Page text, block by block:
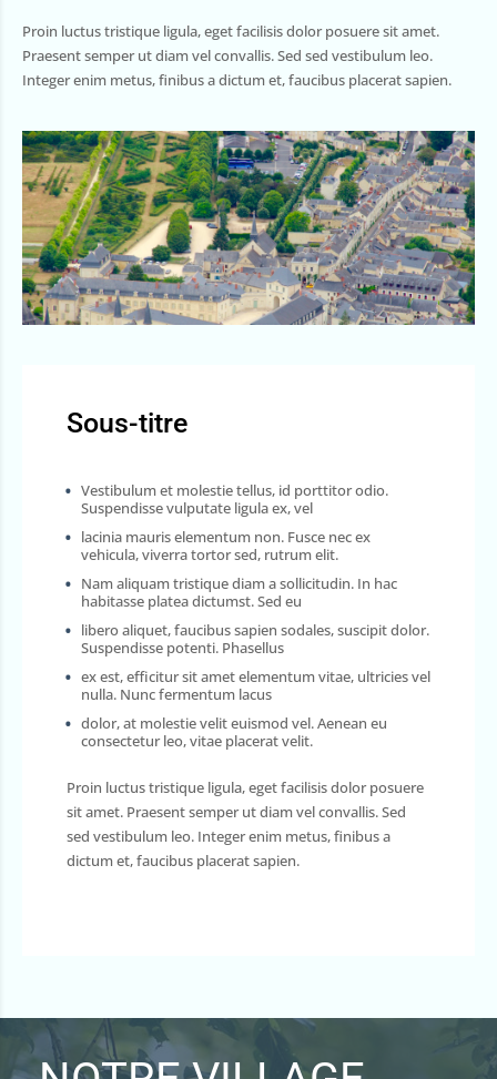
Proin luctus tristique ligula, eget facilisis dolor posuere sit amet.
Praesent semper ut diam vel convallis. Sed sed vestibulum leo.
Integer enim metus, finibus a dictum et, faucibus placerat sapien.
Sous-titre
Vestibulum et molestie tellus, id porttitor odio.
Suspendisse vulputate ligula ex, vel
lacinia mauris elementum non. Fusce nec ex
vehicula, viverra tortor sed, rutrum elit.
Nam aliquam tristique diam a sollicitudin. In hac
habitasse platea dictumst. Sed eu
libero aliquet, faucibus sapien sodales, suscipit dolor.
Suspendisse potenti. Phasellus
ex est, efficitur sit amet elementum vitae, ultricies vel
nulla. Nunc fermentum lacus
dolor, at molestie velit euismod vel. Aenean eu
consectetur leo, vitae placerat velit.
Proin luctus tristique ligula, eget facilisis dolor posuere
sit amet. Praesent semper ut diam vel convallis. Sed
sed vestibulum leo. Integer enim metus, finibus a
dictum et, faucibus placerat sapien.